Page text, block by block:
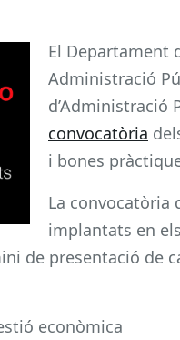
El Departament
Administració
d’Administració
convocatòria
i bones
La convocatòria
implantats en
de presentació de
econòmica